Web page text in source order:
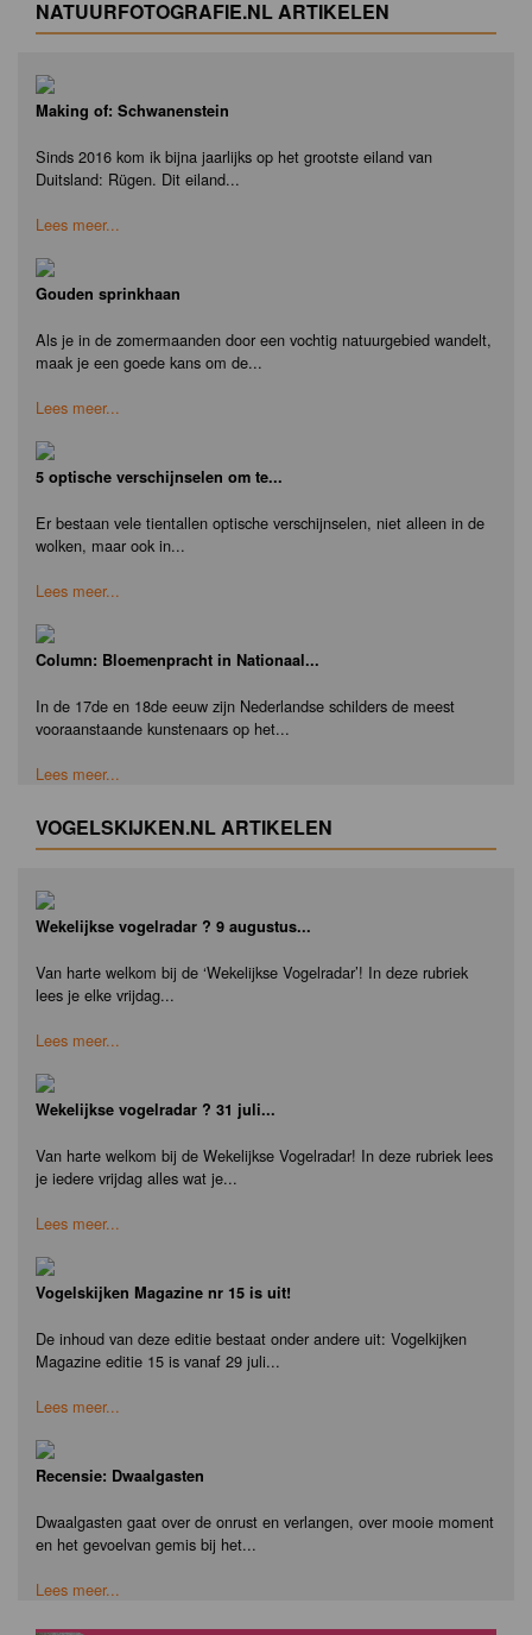
NATUURFOTOGRAFIE.NL ARTIKELEN
Making of: Schwanenstein
Sinds 2016 kom ik bijna jaarlijks op het grootste eiland van
Duitsland: Rügen. Dit eiland...
Lees meer...
Gouden sprinkhaan
Als je in de zomermaanden door een vochtig natuurgebied wandelt,
maak je een goede kans om de...
Lees meer...
5 optische verschijnselen om te...
Er bestaan vele tientallen optische verschijnselen, niet alleen in de
wolken, maar ook in...
Lees meer...
Column: Bloemenpracht in Nationaal...
In de 17de en 18de eeuw zijn Nederlandse schilders de meest
vooraanstaande kunstenaars op het...
Lees meer...
VOGELSKIJKEN.NL ARTIKELEN
Wekelijkse vogelradar ? 9 augustus...
Van harte welkom bij de ‘Wekelijkse Vogelradar’! In deze rubriek
lees je elke vrijdag...
Lees meer...
Wekelijkse vogelradar ? 31 juli...
Van harte welkom bij de Wekelijkse Vogelradar! In deze rubriek lees
je iedere vrijdag alles wat je...
Lees meer...
Vogelskijken Magazine nr 15 is uit!
De inhoud van deze editie bestaat onder andere uit: Vogelkijken
Magazine editie 15 is vanaf 29 juli...
Lees meer...
Recensie: Dwaalgasten
Dwaalgasten gaat over de onrust en verlangen, over mooie moment
en het gevoelvan gemis bij het...
Lees meer...